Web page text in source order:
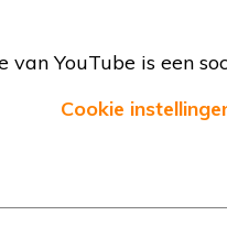
van YouTube is een
Cookie